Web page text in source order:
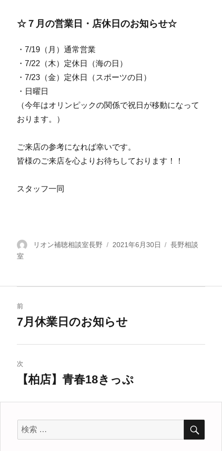
☆７月の営業日・店休日のお知らせ☆
・7/19（月）通常営業
・7/22（木）定休日（海の日）
・7/23（金）定休日（スポーツの日）
・日曜日
（今年はオリンピックの関係で祝日が移動になって
おります。）
ご来店の参考になれば幸いです。
皆様のご来店を心よりお待ちしております！！
スタッフ一同
投
リオン補聴相談室長野
投
2021年6月30日
カ
長野相談
室
稿
ビ
ゲ
ー
シ
ョ
前
過
投
稿:
7月休業日のお知らせ
次
稿:
【柏店】青春18きっぷ
検
索
検